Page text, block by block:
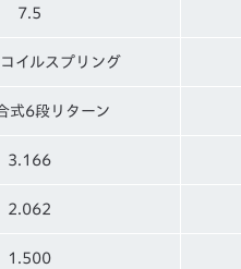
7.5
イルスプリング
式6段リターン
3.166
2.062
1.500